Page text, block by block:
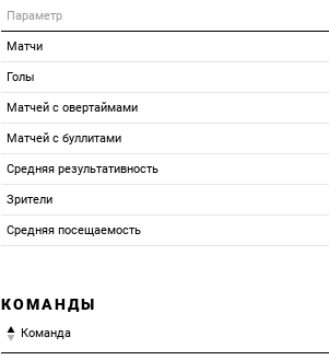
Параметр
Матчи
Голы
Матчей с овертаймами
Матчей с буллитами
Средняя результативность
Зрители
Средняя посещаемость
КОМАНДЫ
Команда